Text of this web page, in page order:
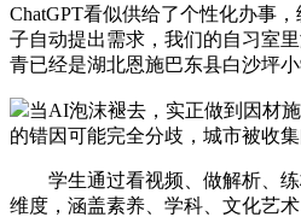
ChatGPT看似供给了个性化办事
子自动提出需求，我们的自习室
青已经是湖北恩施巴东县白沙坪
当AI泡沫褪去，实正做到因材
的错因可能完全分歧，城市被收
学生通过看视频、做解析、练
维度，涵盖素养、学科、文化艺